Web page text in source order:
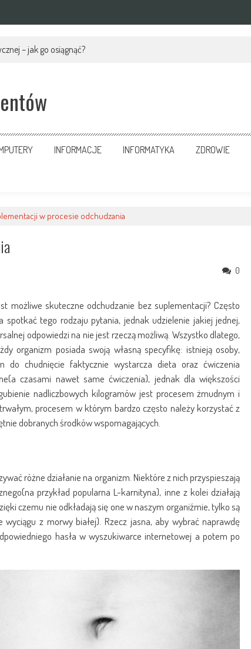
– jak go osiągnąć?
INFORMACJE INFORMATYKA ZDROWIE
w procesie odchudzania
0
możliwe skuteczne odchudzanie bez suplementacji? Często
spotkać tego rodzaju pytania, jednak udzielenie jakiej jednej,
odpowiedzi na nie jest rzeczą możliwą. Wszystko dlatego,
organizm posiada swoją własną specyfikę: istnieją osoby,
do chudnięcie faktycznie wystarcza dieta oraz ćwiczenia
czasami nawet same ćwiczenia), jednak dla większości
nadliczbowych kilogramów jest procesem żmudnym i
procesem w którym bardzo często należy korzystać z
dobranych środków wspomagających.
różne działanie na organizm. Niektóre z nich przyspieszają
przykład popularna L-karnityna), inne z kolei działają
czemu nie odkładają się one w naszym organiźmie, tylko są
z morwy białej). Rzecz jasna, aby wybrać naprawdę
hasła w wyszukiwarce internetowej a potem po